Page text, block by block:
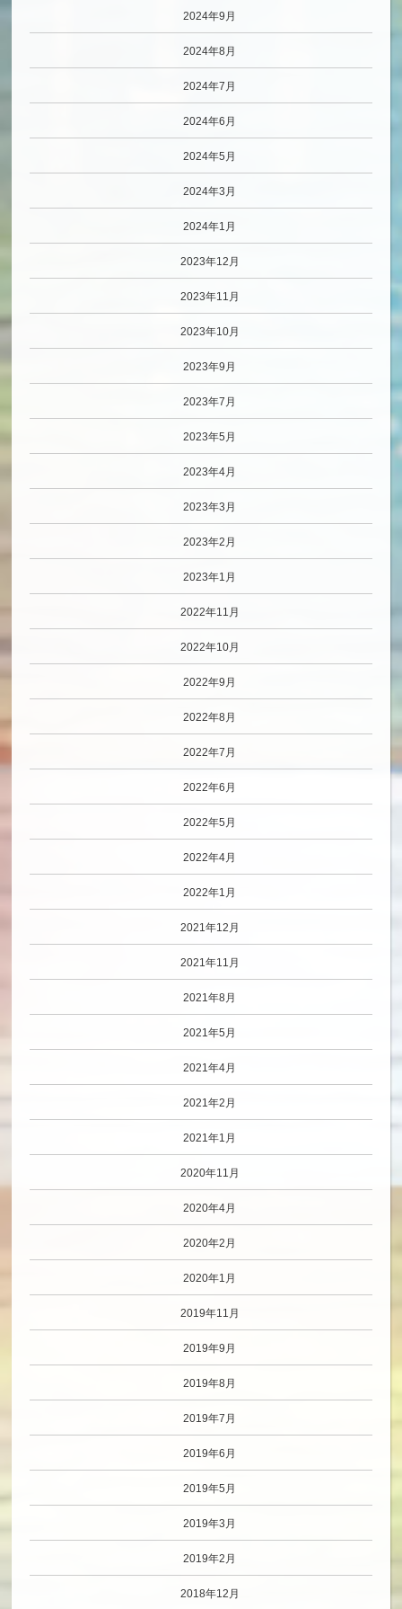
2024年9月
2024年8月
2024年7月
2024年6月
2024年5月
2024年3月
2024年1月
2023年12月
2023年11月
2023年10月
2023年9月
2023年7月
2023年5月
2023年4月
2023年3月
2023年2月
2023年1月
2022年11月
2022年10月
2022年9月
2022年8月
2022年7月
2022年6月
2022年5月
2022年4月
2022年1月
2021年12月
2021年11月
2021年8月
2021年5月
2021年4月
2021年2月
2021年1月
2020年11月
2020年4月
2020年2月
2020年1月
2019年11月
2019年9月
2019年8月
2019年7月
2019年6月
2019年5月
2019年3月
2019年2月
2018年12月